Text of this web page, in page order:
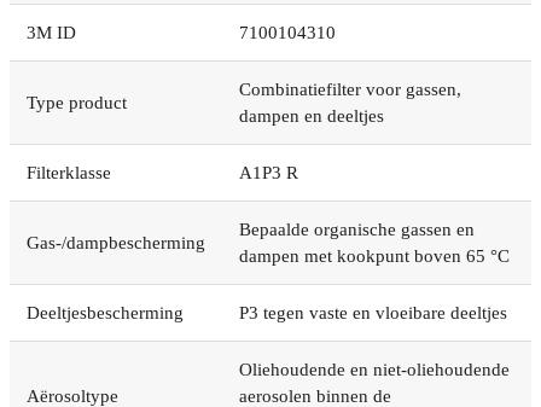
3M ID 7100104310
Type product
Combinatiefilter voor gassen,
dampen en deeltjes
Filterklasse A1P3 R
Gas-/dampbescherming
Bepaalde organische gassen en
dampen met kookpunt boven 65 °C
Deeltjesbescherming P3 tegen vaste en vloeibare deeltjes
Aërosoltype
Oliehoudende en niet-oliehoudende
aerosolen binnen de